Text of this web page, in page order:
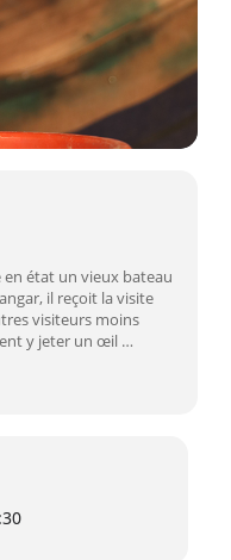
en état un vieux bateau
il reçoit la visite
visiteurs moins
y jeter un œil …